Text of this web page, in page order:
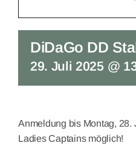
DiDaGo DD
29. Juli 2025 @
Anmeldung bis Montag,
Ladies Captains möglich!